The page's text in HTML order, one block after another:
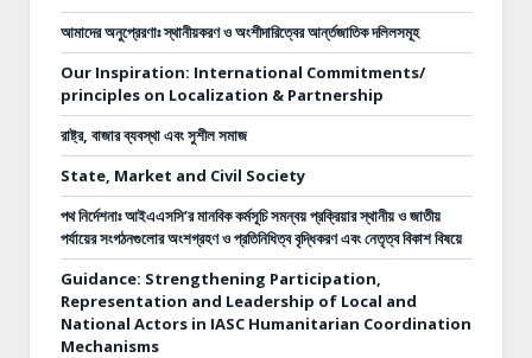
আমাদের অনুপ্রেরণাঃ স্থানীয়করণ ও অংশীদারিত্বের আর্ন্তজাতিক দলিলসমূহ
Our Inspiration: International Commitments/
principles on Localization & Partnership
রাষ্ট্র, বাজার ব্যবস্থা এবং সুশীল সমাজ
State, Market and Civil Society
পথ নির্দেশনাঃআইএএসসি’র মানবিক কর্মসূচি সমন্বয় প্রক্রিয়ার স্থানীয় ও জাতীয়
পর্যায়ের সংগঠনগুলোর অংশগ্রহণ ও প্রতিনিধিত্ব বৃদ্ধিকরণ এবং নেতৃত্ব বিকাশ বিষয়ে
Guidance: Strengthening Participation,
Representation and Leadership of Local and
National Actors in IASC Humanitarian Coordination
Mechanisms